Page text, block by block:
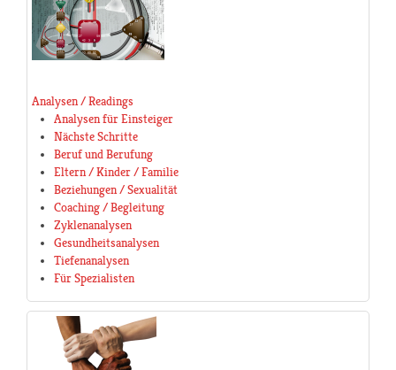
Analysen / Readings
Analysen für Einsteiger
Nächste Schritte
Beruf und Berufung
Eltern / Kinder / Familie
Beziehungen / Sexualität
Coaching / Begleitung
Zyklenanalysen
Gesundheitsanalysen
Tiefenanalysen
Für Spezialisten